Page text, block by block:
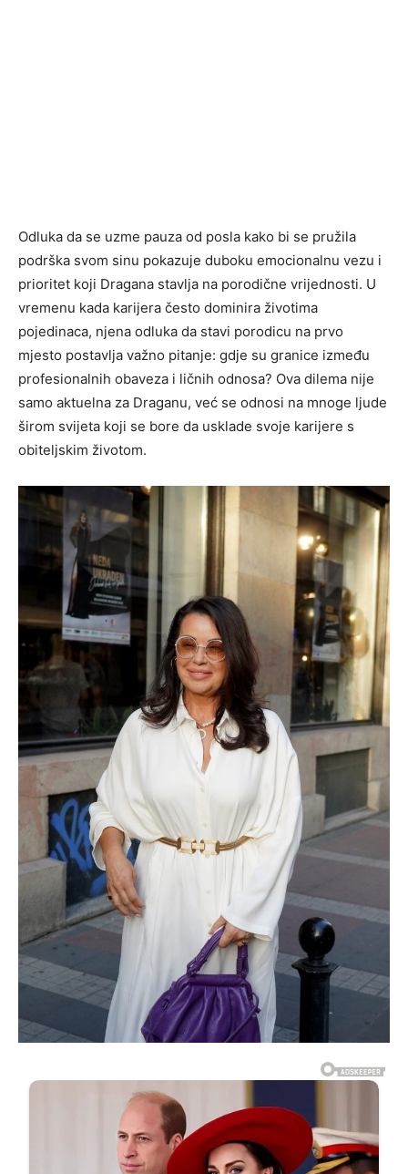
Odluka da se uzme pauza od posla kako bi se pružila
podrška svom sinu pokazuje duboku emocionalnu vezu i
prioritet koji Dragana stavlja na porodične vrijednosti. U
vremenu kada karijera često dominira životima
pojedinaca, njena odluka da stavi porodicu na prvo
mjesto postavlja važno pitanje: gdje su granice između
profesionalnih obaveza i ličnih odnosa? Ova dilema nije
samo aktuelna za Draganu, već se odnosi na mnoge ljude
širom svijeta koji se bore da usklade svoje karijere s
obiteljskim životom.